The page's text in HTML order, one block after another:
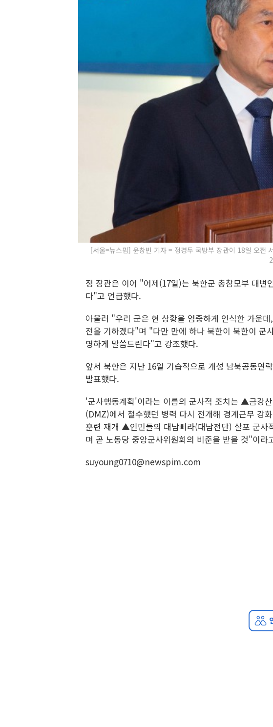
[서울=뉴스핌] 윤창빈 기자 = 정경두 국방부 장관이 18일 오전
정 장관은 이어 "어제(17일)는 북한군 총참모부 대
다"고 언급했다.
아울러 "우리 군은 현 상황을 엄중하게 인식한 가운
전을 기하겠다"며 "다만 만에 하나 북한이 북한이 군
명하게 말씀드린다"고 강조했다.
앞서 북한은 지난 16일 기습적으로 개성 남북공동연
발표했다.
'군사행동계획'이라는 이름의 군사적 조치는 ▲금강
(DMZ)에서 철수했던 병력 다시 전개해 경계근무 강
훈련 재개 ▲인민들의 대남삐라(대남전단) 살포 군사
며 곧 노동당 중앙군사위원회의 비준을 받을 것"이
suyoung0710@newspim.com